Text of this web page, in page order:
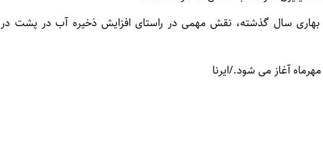
بهاری سال گذشته، نقش مهمی در راستای افزایش ذخیره آب در پشت در
آغاز می شود./ایرنا